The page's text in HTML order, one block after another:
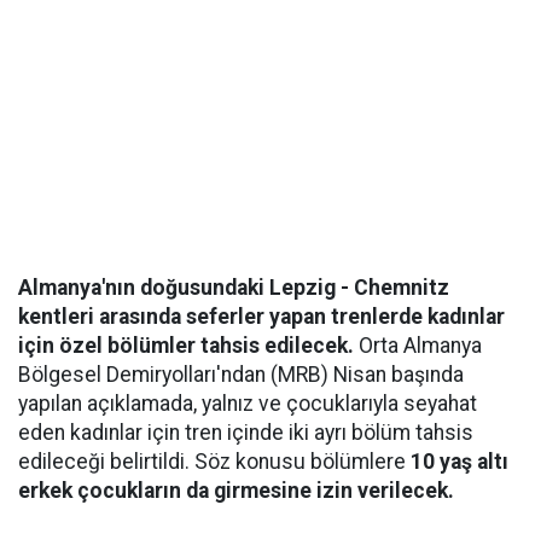
Almanya'nın doğusundaki Lepzig - Chemnitz
kentleri arasında seferler yapan trenlerde kadınlar
için özel bölümler tahsis edilecek. Orta Almanya
Bölgesel Demiryolları'ndan (MRB) Nisan başında
yapılan açıklamada, yalnız ve çocuklarıyla seyahat
eden kadınlar için tren içinde iki ayrı bölüm tahsis
edileceği belirtildi. Söz konusu bölümlere 10 yaş altı
erkek çocukların da girmesine izin verilecek.